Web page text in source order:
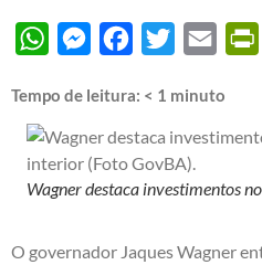
WhatsAppMessengerFacebook
Twitter Email
Tempo de leitura: < 1 minuto
Wagner destaca investimentos
O governador Jaques Wagner